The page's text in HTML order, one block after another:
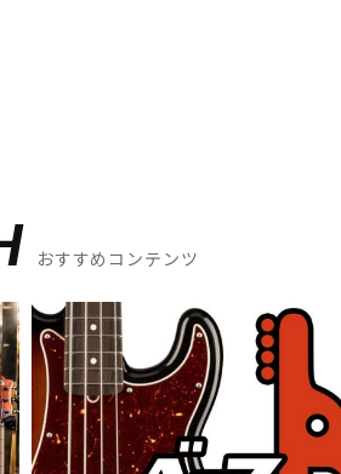
DTM
ヴィンテージ
おすすめコンテンツ